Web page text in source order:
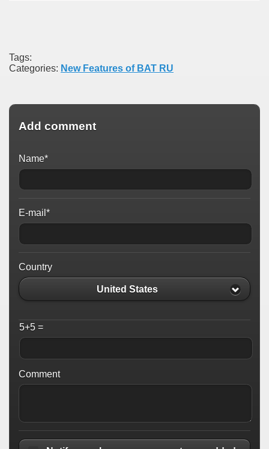
Tags:
Categories: New Features of BAT RU
Add comment
Name*
E-mail*
Country
United States
5+5 =
Comment